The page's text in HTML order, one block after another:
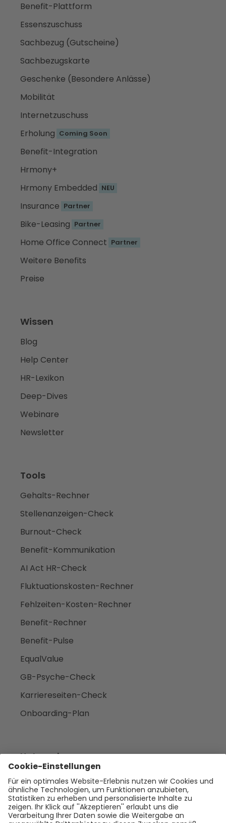
Benefit-Plattform
Essenszuschuss
Sachbezug (Gutscheine)
Sachbezugskarte
Geschenke (Besondere Anlässe)
Mobilität
Internetzuschuss
Erholung Coming Soon
Benefit-Integration
Hrmony+
Hrmony Embedded NEU
Insurance Partner
Bike-Leasing Partner
Home Office Connect Partner
Weitere Benefits
Preise
Wissen
Blog
Help Center
HR-Lexikon
Deep-Dives
Webinare
Newsletter
Tools
Gehalts-Rechner
Stellenanzeigen-Check
Burnout-Check
Benefit-Kommunikation
AI Act HR-Check
Fluktuationskosten-Rechner
Fehlzeiten-Kosten-Rechner
Benefit-Rechner
Benefit-Pulse
EqualValue
GB-Psyche-Check
Karriereseiten-Check
Onboarding-Plan
Unternehmen
Empfehlen
Über uns
Presse